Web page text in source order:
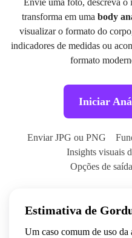
Envie uma foto, descreva o
transforma em uma body
visualizar o formato do
indicadores de medidas ou
formato
Iniciar
Enviar JPG ou PNG
Insights visuais
Opções de
Estimativa de
Um caso comum de uso